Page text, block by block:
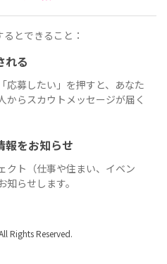
とできること：
れる
応募したい」を押すと、あなた
からスカウトメッセージが届く
報をお知らせ
クト（仕事や住まい、イベン
らせします。
Rights Reserved.